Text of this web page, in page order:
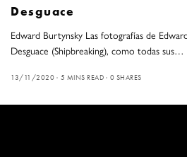
Desguace
Edward Burtynsky Las fotografías de
Desguace (Shipbreaking), como todas sus…
13/11/2020 5 MINS READ 0 SHARES